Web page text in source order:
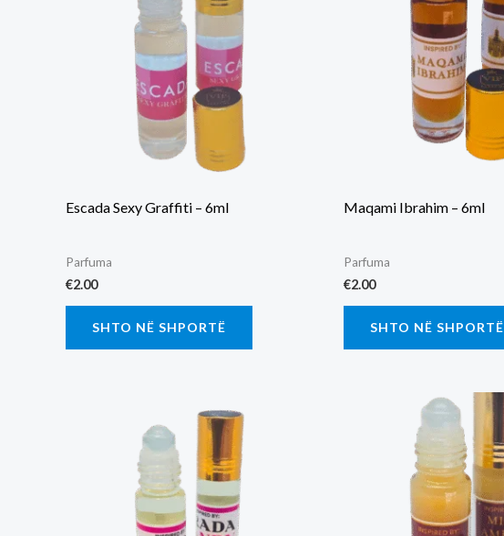
Escada Sexy Graffiti – 6ml
Parfuma
€2.00
SHTO NË SHPORTË
Maqami Ibrahim – 6ml
Parfuma
€2.00
SHTO NË SHPORTË